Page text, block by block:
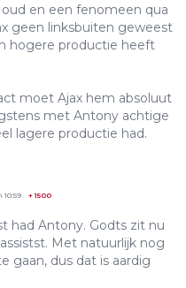
oud en een fenomeen qua
geen linksbuiten geweest
hogere productie heeft
moet Ajax hem absoluut
met Antony achtige
lagere productie had.
10:59 +1500
had Antony. Godts zit nu
Met natuurlijk nog
gaan, dus dat is aardig